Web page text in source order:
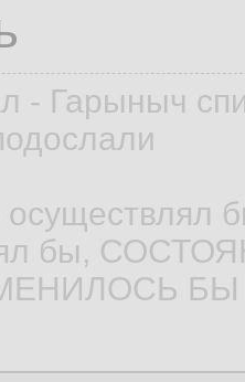
- Гарыныч
бы,
БЫ